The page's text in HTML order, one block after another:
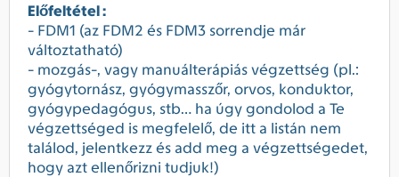
Előfeltétel :
- FDM1 (az FDM2 és FDM3 sorrendje már
változtatható)
- mozgás-, vagy manuálterápiás végzettség (pl.:
gyógytornász, gyógymasszőr, orvos, konduktor,
gyógypedagógus, stb… ha úgy gondolod a Te
végzettséged is megfelelő, de itt a listán nem
találod, jelentkezz és add meg a végzettségedet,
hogy azt ellenőrizni tudjuk!)